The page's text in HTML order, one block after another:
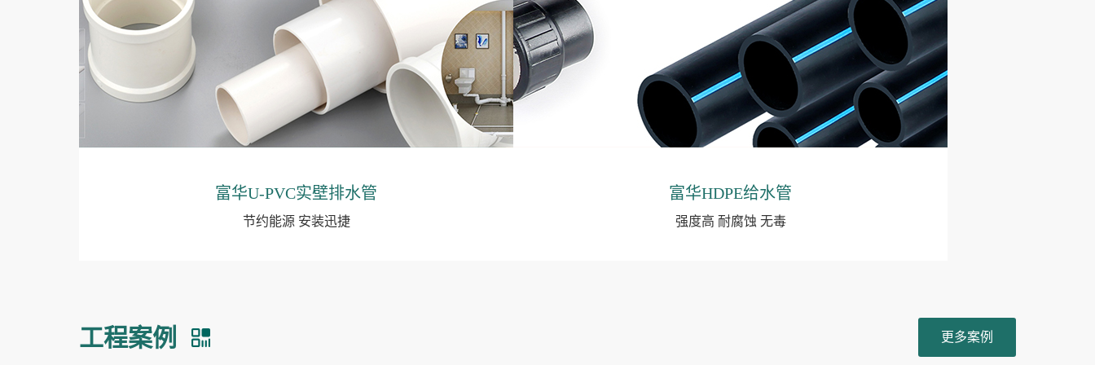
富华U-PVC实壁排水管
节约能源 安装迅捷
富华HDPE给水管
强度高 耐腐蚀 无毒
工程案例 更多案例